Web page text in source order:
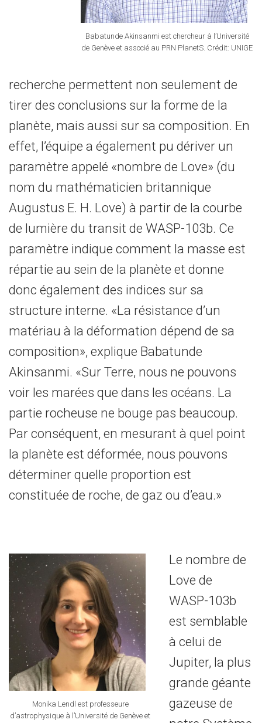
Babatunde Akinsanmi est chercheur à l’Université
de Genève et associé au PRN PlanetS. Crédit: UNIGE
recherche permettent non seulement de
tirer des conclusions sur la forme de la
planète, mais aussi sur sa composition. En
effet, l’équipe a également pu dériver un
paramètre appelé «nombre de Love» (du
nom du mathématicien britannique
Augustus E. H. Love) à partir de la courbe
de lumière du transit de WASP-103b. Ce
paramètre indique comment la masse est
répartie au sein de la planète et donne
donc également des indices sur sa
structure interne. «La résistance d’un
matériau à la déformation dépend de sa
composition», explique Babatunde
Akinsanmi. «Sur Terre, nous ne pouvons
voir les marées que dans les océans. La
partie rocheuse ne bouge pas beaucoup.
Par conséquent, en mesurant à quel point
la planète est déformée, nous pouvons
déterminer quelle proportion est
constituée de roche, de gaz ou d’eau.»
Monika Lendl est professeure
d’astrophysique à l’Université de Genève et
Le nombre de
Love de
WASP-103b
est semblable
à celui de
Jupiter, la plus
grande géante
gazeuse de